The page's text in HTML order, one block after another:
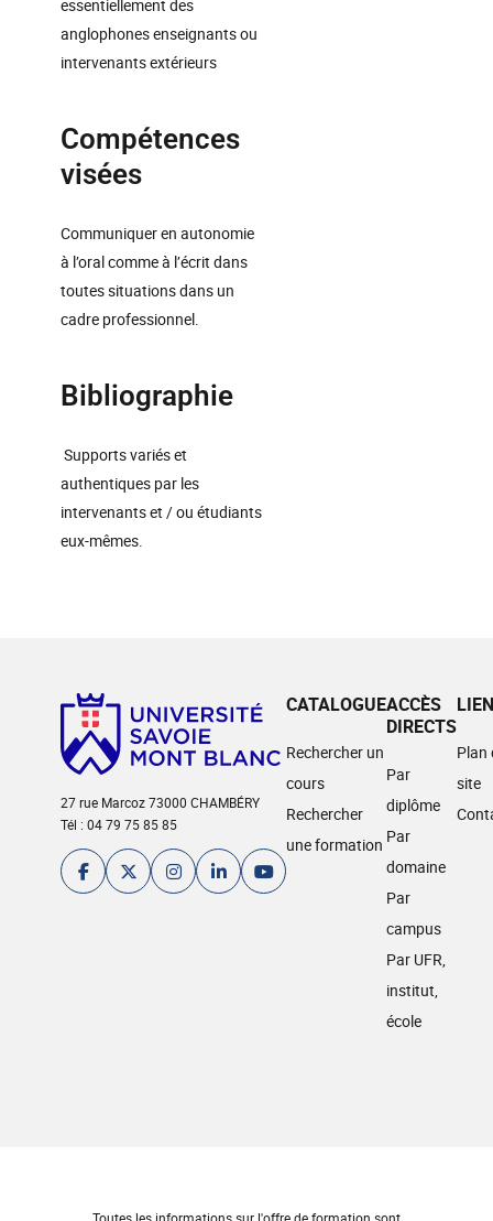
essentiellement des
anglophones enseignants ou
intervenants extérieurs
Compétences
visées
Communiquer en autonomie
à l’oral comme à l’écrit dans
toutes situations dans un
cadre professionnel.
Bibliographie
Supports variés et
authentiques par les
intervenants et / ou étudiants
eux-mêmes.
27 rue Marcoz 73000 CHAMBÉRY
Tél : 04 79 75 85 85
CATALOGUE
Rechercher un
cours
Rechercher
une formation
ACCÈS
DIRECTS
Par
diplôme
Par
domaine
Par
campus
Par UFR,
institut,
école
Plan
site